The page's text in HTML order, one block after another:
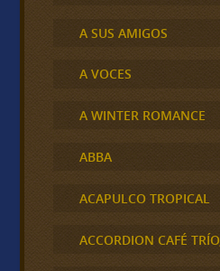
A SUS AMIGOS
A VOCES
A WINTER ROMANCE
ABBA
ACAPULCO TROPICAL
ACCORDION CAFÉ TRÍO,